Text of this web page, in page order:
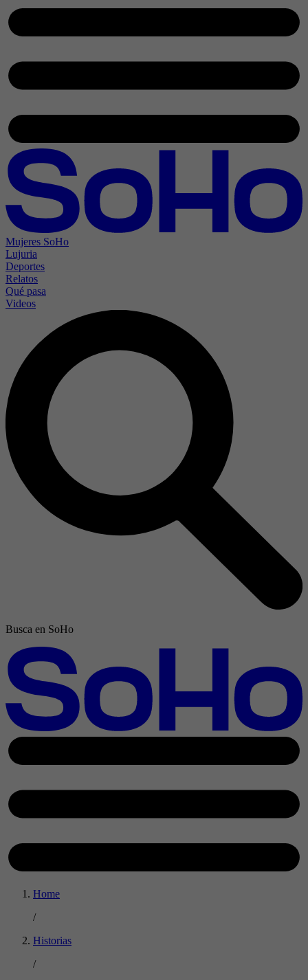
Mujeres SoHo
Lujuria
Deportes
Relatos
Qué pasa
Videos
Busca en SoHo
Home
/
Historias
/